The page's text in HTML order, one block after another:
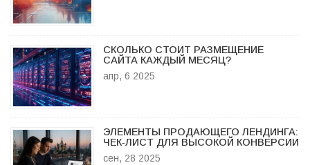
СКОЛЬКО СТОИТ РАЗМЕЩЕНИЕ
САЙТА КАЖДЫЙ МЕСЯЦ?
апр, 6 2025
ЭЛЕМЕНТЫ ПРОДАЮЩЕГО ЛЕНДИНГА:
ЧЕК‑ЛИСТ ДЛЯ ВЫСОКОЙ КОНВЕРСИИ
сен, 28 2025